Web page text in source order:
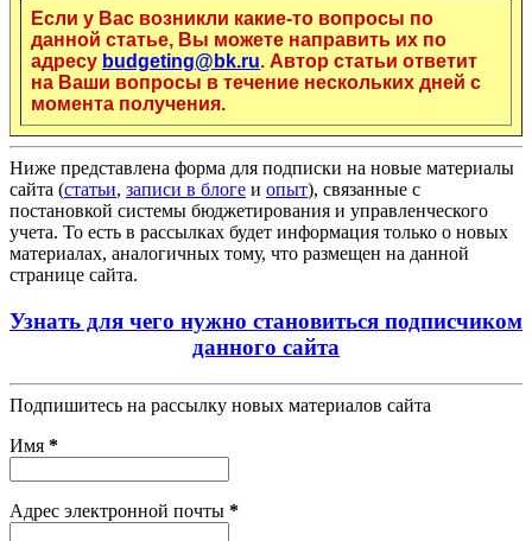
Если у Вас возникли какие-то вопросы по
данной статье, Вы можете направить их по
адресу budgeting@bk.ru. Автор статьи ответит
на Ваши вопросы в течение нескольких дней с
момента получения.
Ниже представлена форма для подписки на новые материалы
сайта (статьи, записи в блоге и опыт), связанные с
постановкой системы бюджетирования и управленческого
учета. То есть в рассылках будет информация только о новых
материалах, аналогичных тому, что размещен на данной
странице сайта.
Узнать для чего нужно становиться подписчиком
данного сайта
Подпишитесь на рассылку новых материалов сайта
Имя *
Адрес электронной почты *